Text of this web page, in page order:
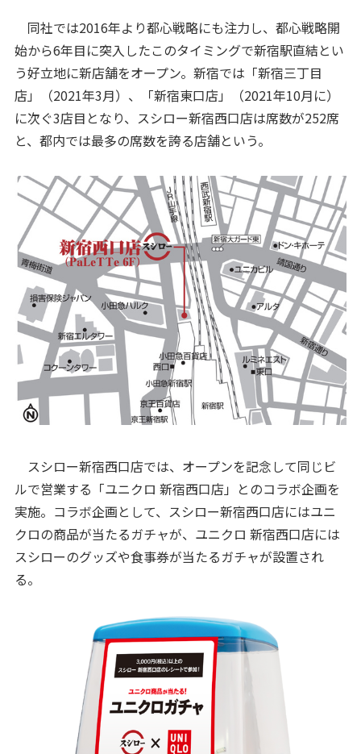
同社では2016年より都心戦略にも注力し、都心戦略開
始から6年目に突入したこのタイミングで新宿駅直結とい
う好立地に新店舗をオープン。新宿では「新宿三丁目
店」（2021年3月）、「新宿東口店」（2021年10月に）
に次ぐ3店目となり、スシロー新宿西口店は席数が252席
と、都内では最多の席数を誇る店舗という。
スシロー新宿西口店では、オープンを記念して同じビ
ルで営業する「ユニクロ 新宿西口店」とのコラボ企画を
実施。コラボ企画として、スシロー新宿西口店にはユニ
クロの商品が当たるガチャが、ユニクロ 新宿西口店には
スシローのグッズや食事券が当たるガチャが設置され
る。